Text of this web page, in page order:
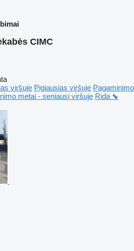
CIMC
viršuje Pigiausias viršuje Pagaminimo
metai - seniausi viršuje Rida ⬊